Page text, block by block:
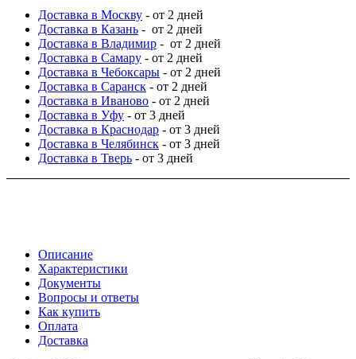
Доставка в Москву - от 2 дней
Доставка в Казань - от 2 дней
Доставка в Владимир - от 2 дней
Доставка в Самару - от 2 дней
Доставка в Чебоксары - от 2 дней
Доставка в Саранск - от 2 дней
Доставка в Иваново - от 2 дней
Доставка в Уфу - от 3 дней
Доставка в Краснодар - от 3 дней
Доставка в Челябинск - от 3 дней
Доставка в Тверь - от 3 дней
Описание
Характеристики
Документы
Вопросы и ответы
Как купить
Оплата
Доставка